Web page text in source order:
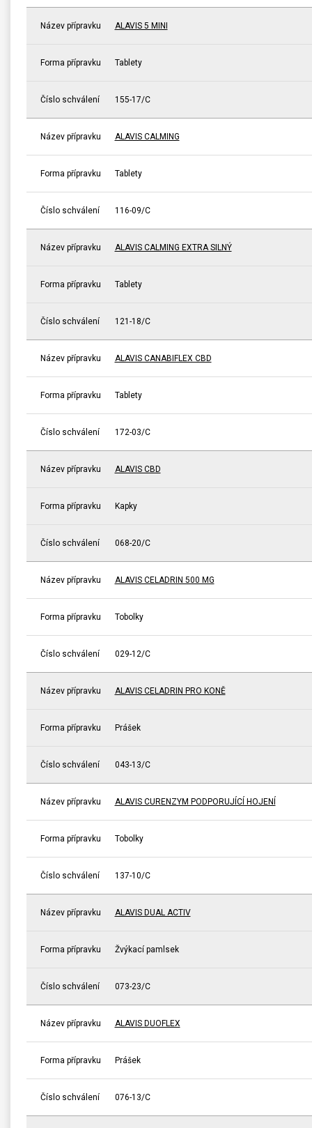
Název přípravku ALAVIS 5 MINI
Forma přípravku Tablety
Číslo schválení 155-17/C
Název přípravku ALAVIS CALMING
Forma přípravku Tablety
Číslo schválení 116-09/C
Název přípravku ALAVIS CALMING EXTRA SILNÝ
Forma přípravku Tablety
Číslo schválení 121-18/C
Název přípravku ALAVIS CANABIFLEX CBD
Forma přípravku Tablety
Číslo schválení 172-03/C
Název přípravku ALAVIS CBD
Forma přípravku Kapky
Číslo schválení 068-20/C
Název přípravku ALAVIS CELADRIN 500 MG
Forma přípravku Tobolky
Číslo schválení 029-12/C
Název přípravku ALAVIS CELADRIN PRO KONĚ
Forma přípravku Prášek
Číslo schválení 043-13/C
Název přípravku ALAVIS CURENZYM PODPORUJÍCÍ HOJENÍ
Forma přípravku Tobolky
Číslo schválení 137-10/C
Název přípravku ALAVIS DUAL ACTIV
Forma přípravku Žvýkací pamlsek
Číslo schválení 073-23/C
Název přípravku ALAVIS DUOFLEX
Forma přípravku Prášek
Číslo schválení 076-13/C